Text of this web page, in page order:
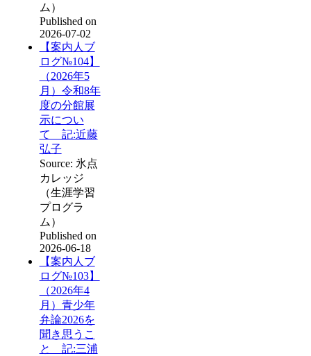
ム）
Published on
2026-07-02
【案内人ブ
ログ№104】
（2026年5
月）令和8年
度の分館展
示につい
て 記:近藤
弘子
Source: 氷点
カレッジ
（生涯学習
プログラ
ム）
Published on
2026-06-18
【案内人ブ
ログ№103】
（2026年4
月）青少年
弁論2026を
聞き思うこ
と 記:三浦